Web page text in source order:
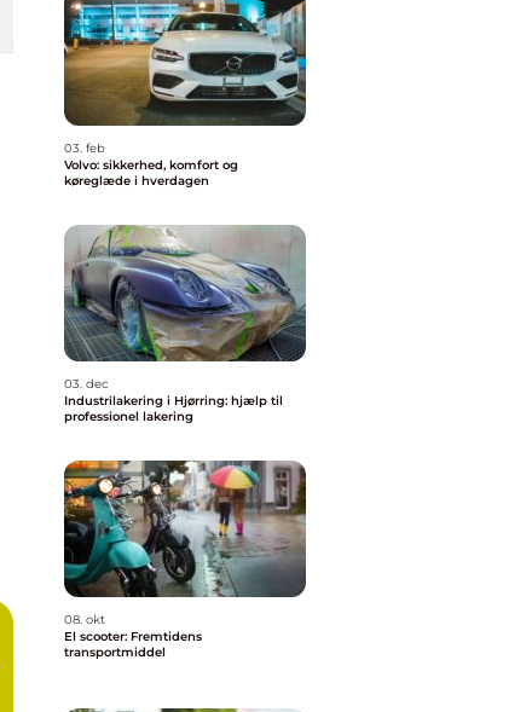
03. feb
Volvo: sikkerhed, komfort og
køreglæde i hverdagen
03. dec
Industrilakering i Hjørring: hjælp til
professionel lakering
08. okt
El scooter: Fremtidens
transportmiddel